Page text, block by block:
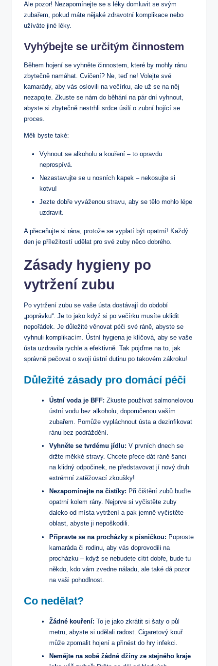
Ale pozor! Nezapomínejte se s léky ‍domluvit se svým
zubařem, ‍pokud‍ máte nějaké zdravotní komplikace nebo
⁣užíváte ⁢jiné‍ léky.
Vyhýbejte se‌ určitým činnostem
Během hojení se vyhněte činnostem, které by mohly ránu
zbytečně ‌namáhat.⁤ Cvičení? Ne, teď ne! Volejte své‌
kamarády, aby vás oslovili na večírku, ale už se na něj
⁣nezapojte. Zkuste se nám ‍do běhání na pár dní vyhnout,
abyste si zbytečně nestrhli‌ srdce úsilí o zubní hojící se
proces.
Měli byste také:
Vyhnout se alkoholu⁤ a kouření – to opravdu
neprospívá.
Nezastavujte se u nosních kapek –‌ nekosujte si
kotvu!
Jezte dobře vyváženou stravu, aby se tělo mohlo lépe
uzdravit.
A přeceňujte si ⁣rána, ‍protože se vyplatí být opatrní! Každý
⁤den je příležitostí udělat pro své​ zuby něco ⁢dobrého.
Zásady ‍hygieny po
vytržení zubu
Po vytržení zubu se‌ vaše ústa dostávají do období
„poprávku“. Je to jako když si ​po večírku⁤ musíte uklidit
⁤nepořádek. Je důležité věnovat péči své ráně, abyste se
vyhnuli⁢ komplikacím. ​Ústní‍ hygiena je klíčová, aby se ⁢vaše
ústa uzdravila rychle a efektivně.‍ Tak pojďme na ​to, jak
správně pečovat o svoji ⁤ústní dutinu po takovém zákroku!
Důležité ‍zásady⁣ pro ⁢domácí péči
Ústní voda je BFF: ‌Zkuste používat salmonelovou
ústní vodu bez alkoholu, doporučenou⁣ vaším‍
zubařem. Pomůže vypláchnout ústa a dezinfikovat
‍ránu bez podráždění.
Vyhněte se tvrdému jídlu: V‌ prvních dnech⁢ se
držte měkké‌ stravy. Chcete‍ přece‌ dát ráně šanci
na⁢ klidný odpočinek, ne představovat jí nový ‌druh
extrémní⁢ zatěžovací zkoušky!
Nezapomínejte na čistíky: Při čištění zubů buďte
opatrní kolem ⁣rány. ⁤Nejprve si vyčistěte zuby
daleko od místa vytržení a​ pak jemně vyčistěte
oblast, abyste ji nepoškodili.
Připravte se‍ na procházky ‍s ⁢písničkou: Poproste⁢
kamaráda či rodinu, aby vás doprovodili na
procházku –⁣ když se ‌nebudete cítit dobře,​ bude tu
někdo, ​kdo vám zvedne náladu, ale ⁤také ‍dá pozor
na vaši⁤ pohodlnost.
Co nedělat?
Žádné​ kouření: ⁣To je jako zkrátit si šaty o půl
metru,⁣ abyste si udělali radost. Cigaretový kouř ​
může zpomalit hojení⁢ a přinést do hry infekci.
Nemějte na sobě žádné‌ džíny ⁤ze stejného kraje